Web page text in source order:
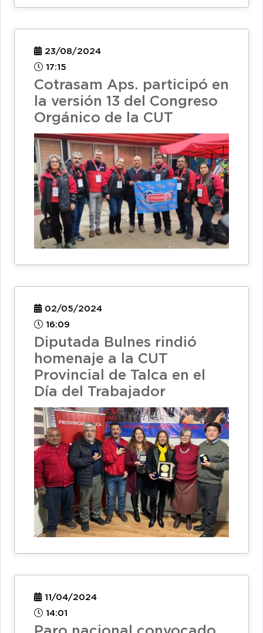
23/08/2024
17:15
Cotrasam Aps. participó en
la versión 13 del Congreso
Orgánico de la CUT
02/05/2024
16:09
Diputada Bulnes rindió
homenaje a la CUT
Provincial de Talca en el
Día del Trabajador
11/04/2024
14:01